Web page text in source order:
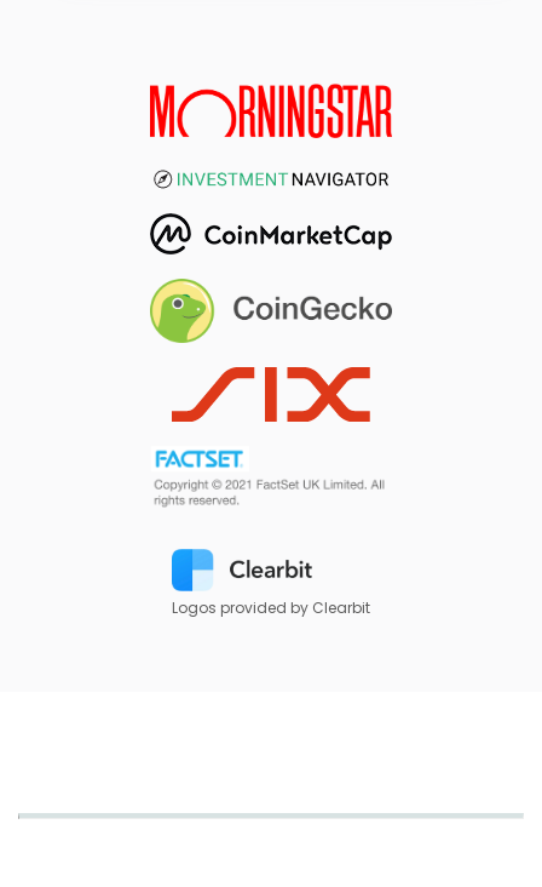
Logos provided by Clearbit